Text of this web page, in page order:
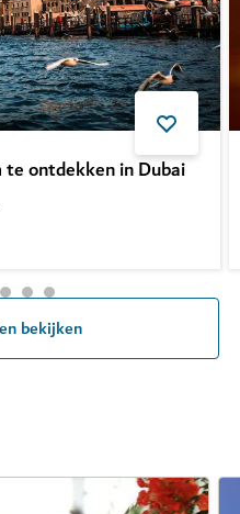
ontdekken in Dubai
bekijken